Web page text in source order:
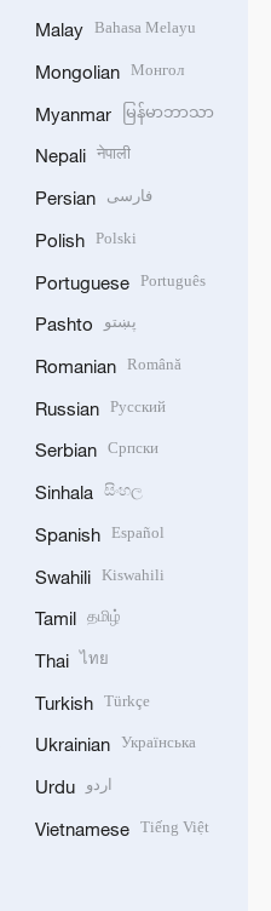
Malay Bahasa Melayu
Mongolian Монгол
Myanmar မြန်မာဘာသာ
Nepali नेपाली
Persian فارسی
Polish Polski
Portuguese Português
Pashto پښتو
Romanian Română
Russian Русский
Serbian Српски
Sinhala සිංහල
Spanish Español
Swahili Kiswahili
Tamil தமிழ்
Thai ไทย
Turkish Türkçe
Ukrainian Українська
Urdu اردو
Vietnamese Tiếng Việt